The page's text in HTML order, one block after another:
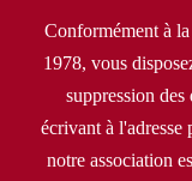
Conformément à
1978, vous
suppression
écrivant à l'adresse
notre association